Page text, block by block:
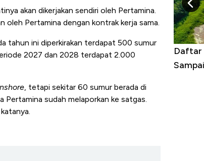
akan dikerjakan sendiri oleh Pertamina.
oleh Pertamina dengan kontrak kerja sama.
tahun ini diperkirakan terdapat 500 sumur
2027 dan 2028 terdapat 2.000
, tetapi sekitar 60 sumur berada di
Pertamina sudah melaporkan ke satgas.
Begini Cara Korsel atasi Panas Tanpa AC
Daftar